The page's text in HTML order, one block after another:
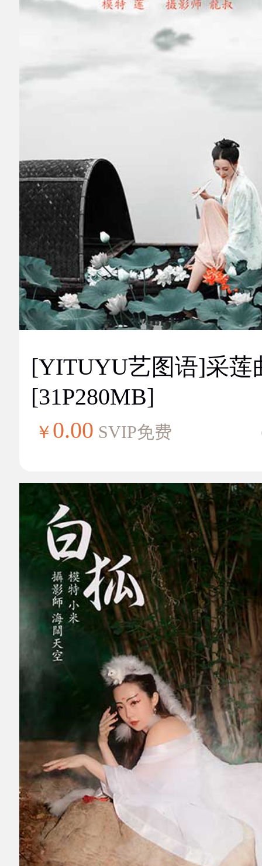
[YITUYU艺图语]采莲
[31P280MB]
￥ 0.00 SVIP免费